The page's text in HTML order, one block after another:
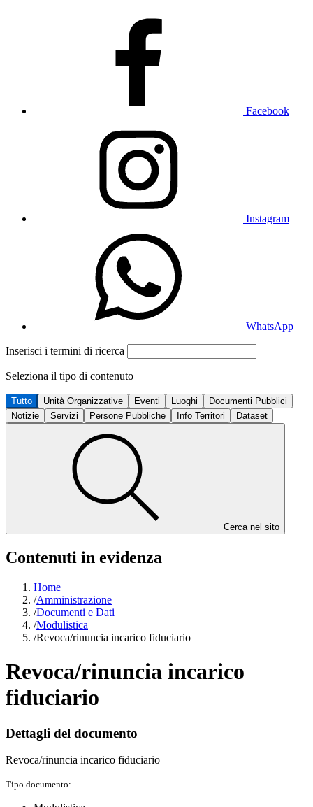
Facebook
Instagram
WhatsApp
Inserisci i termini di ricerca
Seleziona il tipo di contenuto
Tutto Unità Organizzative Eventi Luoghi
Documenti Pubblici
Notizie
Servizi Persone Pubbliche Info Territori Dataset
Cerca nel sito
Contenuti in evidenza
Home
/Amministrazione
/Documenti e Dati
/Modulistica
/Revoca/rinuncia incarico fiduciario
Revoca/rinuncia incarico
fiduciario
Dettagli del documento
Revoca/rinuncia incarico fiduciario
Tipo documento: